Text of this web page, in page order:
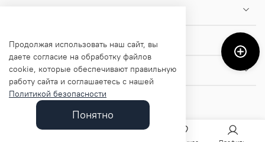
Помощь и информация
О магазине
Продолжая использовать наш сайт, вы
даете согласие на обработку файлов
cookie, которые обеспечивают правильную
работу сайта и соглашаетесь с нашей
Политикой безопасности
Понятно